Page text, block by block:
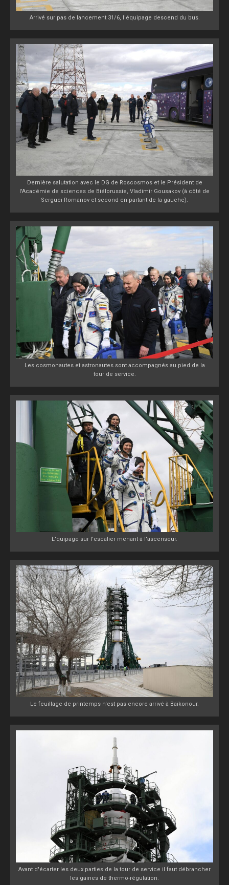
Arrivé sur pas de lancement 31/6, l'équipage descend du bus.
Dernière salutation avec le DG de Roscosmos et le Président de
l'Académie de sciences de Biélorussie, Vladimir Gousakov (à côté de
Sergueï Romanov et second en partant de la gauche).
Les cosmonautes et astronautes sont accompagnés au pied de la
tour de service.
L'quipage sur l'escalier menant à l'ascenseur.
Le feuillage de printemps n'est pas encore arrivé à Baïkonour.
Avant d'écarter les deux parties de la tour de service il faut débrancher
les gaines de thermo-régulation.